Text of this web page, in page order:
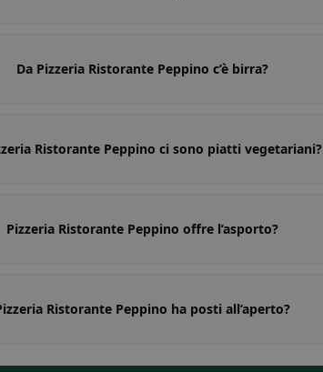
Da Pizzeria Ristorante Peppino c’è birra?
Ristorante Peppino ci sono piatti vegetariani?
Pizzeria Ristorante Peppino offre l’asporto?
Ristorante Peppino ha posti all’aperto?